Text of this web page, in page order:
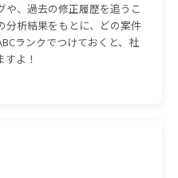
や、過去の修正履歴を追うこ
分析結果をもとに、どの案件
ランクでつけておくと、社
よ！